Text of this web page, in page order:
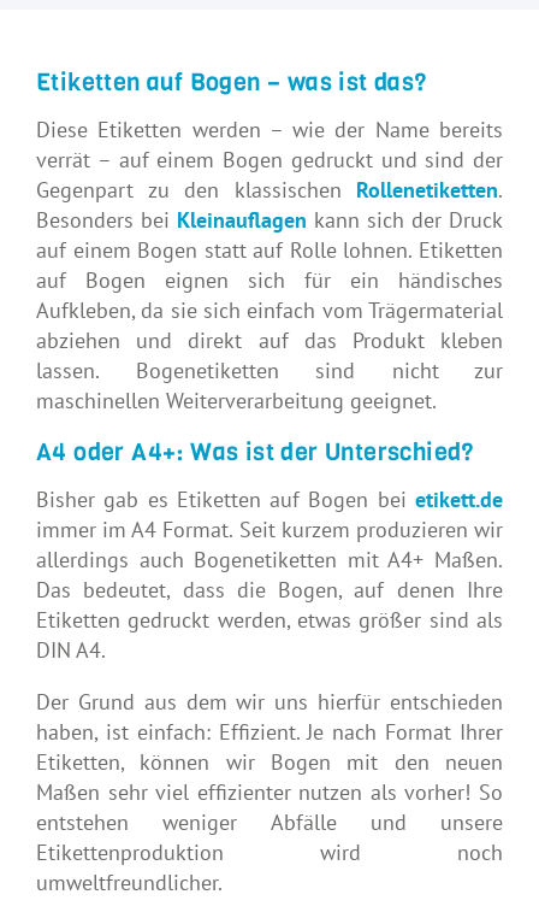
Etiketten auf Bogen – was ist das?
Diese Etiketten werden – wie der Name bereits
verrät – auf einem Bogen gedruckt und sind der
Gegenpart zu den klassischen Rollenetiketten.
Besonders bei Kleinauflagen kann sich der Druck
auf einem Bogen statt auf Rolle lohnen. Etiketten
auf Bogen eignen sich für ein händisches
Aufkleben, da sie sich einfach vom Trägermaterial
abziehen und direkt auf das Produkt kleben
lassen. Bogenetiketten sind nicht zur
maschinellen Weiterverarbeitung geeignet.
A4 oder A4+: Was ist der Unterschied?
Bisher gab es Etiketten auf Bogen bei etikett.de
immer im A4 Format. Seit kurzem produzieren wir
allerdings auch Bogenetiketten mit A4+ Maßen.
Das bedeutet, dass die Bogen, auf denen Ihre
Etiketten gedruckt werden, etwas größer sind als
DIN A4.
Der Grund aus dem wir uns hierfür entschieden
haben, ist einfach: Effizient. Je nach Format Ihrer
Etiketten, können wir Bogen mit den neuen
Maßen sehr viel effizienter nutzen als vorher! So
entstehen weniger Abfälle und unsere
Etikettenproduktion wird noch
umweltfreundlicher.